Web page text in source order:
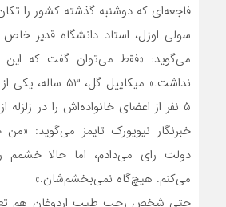
فاجعه‌ای که دوشنبه گذشته کشور را
سولی اوزل، استاد دانشگاه قدیر خاص
می‌گوید: «فقط می‌توان گفت که این
نداشت.» میکاییل
۵ نفر از اعضای خانواده‌اش را در
دولت رای می‌دادم، اما حالا خشمم
می‌کنم. هیچ‌گاه نمی‌بخشم‌شان.»
حتی شخص رجب طیب اردوغان هم